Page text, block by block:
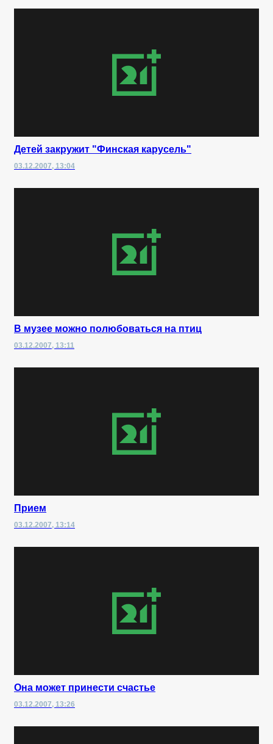
Детей закружит "Финская карусель"
03.12.2007, 13:04
В музее можно полюбоваться на птиц
03.12.2007, 13:11
Прием
03.12.2007, 13:14
Она может принести счастье
03.12.2007, 13:26